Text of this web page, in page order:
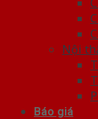
Nội
Báo giá